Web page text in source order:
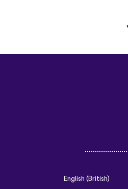
English (British)